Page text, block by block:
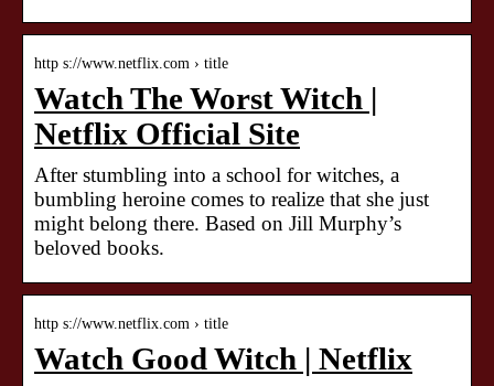
http s://www.netflix.com › title
Watch The Worst Witch |
Netflix Official Site
After stumbling into a school for witches, a
bumbling heroine comes to realize that she just
might belong there. Based on Jill Murphy’s
beloved books.
http s://www.netflix.com › title
Watch Good Witch | Netflix